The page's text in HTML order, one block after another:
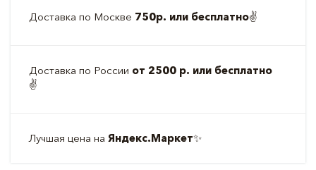
Доставка по Москве 750р. или бесплатно✌️
Доставка по России от 2500 р. или бесплатно
✌️
Лучшая цена на Яндекс.Маркет✨